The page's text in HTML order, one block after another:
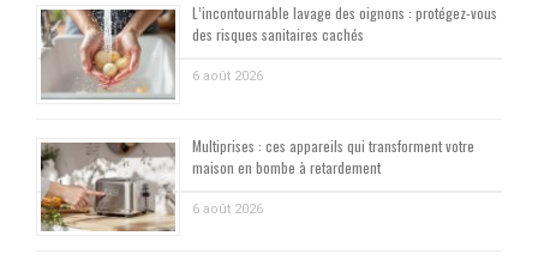
L’incontournable lavage des oignons : protégez-vous
des risques sanitaires cachés
6 août 2026
Multiprises : ces appareils qui transforment votre
maison en bombe à retardement
6 août 2026